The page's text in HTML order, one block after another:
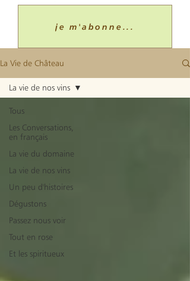
je m'abonne...
La Vie de Château
Tous
Les Conversations,
en français
La vie du domaine
La vie de nos vins
Un peu d'histoires
Dégustons
Passez nous voir
Tout en rose
Et les spiritueux
La vie de nos vins